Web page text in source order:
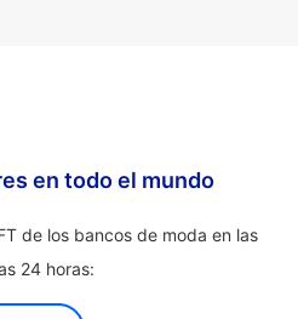
en todo el mundo
de los bancos de moda en las
24 horas: